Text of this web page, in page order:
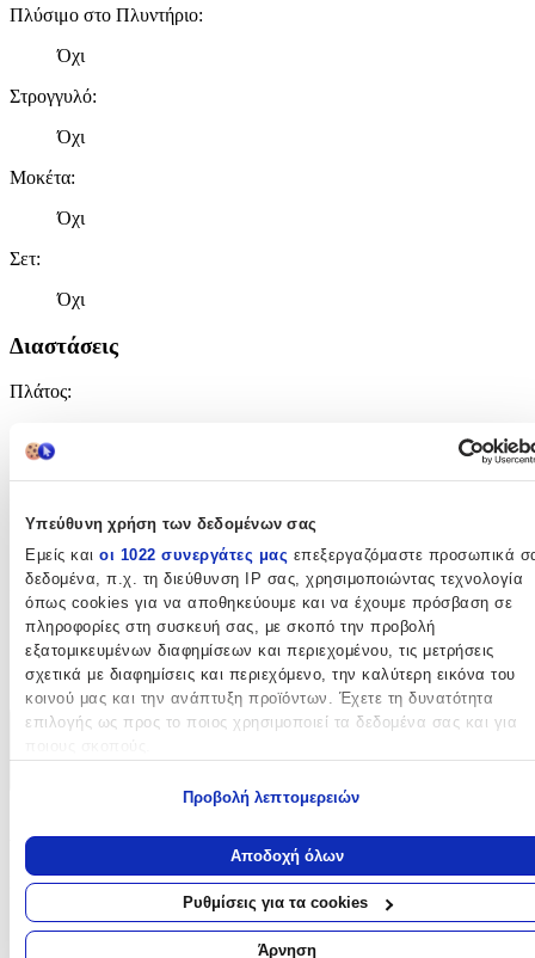
Υπεύθυνη χρήση των δεδομένων σας
Εμείς και οι 1022 συνεργάτες μας επεξεργαζόμαστε προσωπικά
δεδομένα, π.χ. τη διεύθυνση IP σας, χρησιμοποιώντας τεχνολογία
όπως cookies για να αποθηκεύουμε και να έχουμε πρόσβαση σε
πληροφορίες στη συσκευή σας, με σκοπό την προβολή
εξατομικευμένων διαφημίσεων και περιεχομένου, τις μετρήσεις
σχετικά με διαφημίσεις και περιεχόμενο, την καλύτερη εικόνα του
κοινού μας και την ανάπτυξη προϊόντων. Έχετε τη δυνατότητα
επιλογής ως προς το ποιος χρησιμοποιεί τα δεδομένα σας και για
Εάν μας επιτρέπετε, θα θέλαμε επίσης:
τοποθεσία, οι οποίες μπορεί να είναι ακριβείς σε απόσταση
Να αναγνωρίσουμε τη συσκευή σας σαρώνοντας ενεργά για
συγκεκριμένα χαρακτηριστικά (δακτυλικό αποτύπωμα)
Μάθετε περισσότερα σχετικά με τον τρόπο επεξεργασίας των
Προβολή λεπτομερειών
Αποδοχή όλων
Ρυθμίσεις για τα cookies
Άρνηση
Πλύσιμο στο Πλυντήριο:
Όχι
Στρογγυλό:
Όχι
Μοκέτα:
Όχι
Σετ:
Όχι
Διαστάσεις
Πλάτος:
190
cm
Πάχος:
13
mm
Χαρακτηριστικά
Κατασκευαστής:
Tzikas Carpets